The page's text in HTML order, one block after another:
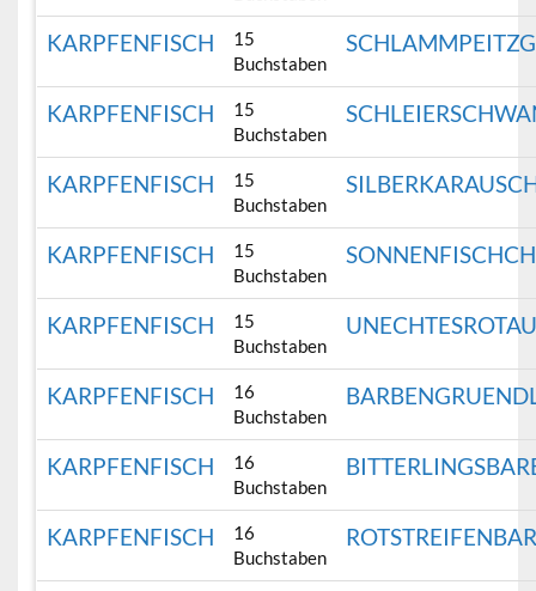
KARPFENFISCH
15
Buchstaben
KARPFENFISCH
15
Buchstaben
KARPFENFISCH
15
Buchstaben
KARPFENFISCH
15
Buchstaben
KARPFENFISCH
15
Buchstaben
KARPFENFISCH
16
Buchstaben
KARPFENFISCH
16
Buchstaben
KARPFENFISCH
16
Buchstaben